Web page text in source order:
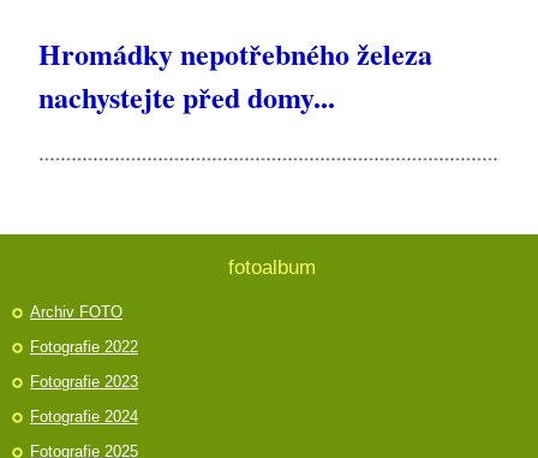
Hromádky nepotřebného železa
nachystejte před domy...
fotoalbum
Archiv FOTO
Fotografie 2022
Fotografie 2023
Fotografie 2024
Fotografie 2025